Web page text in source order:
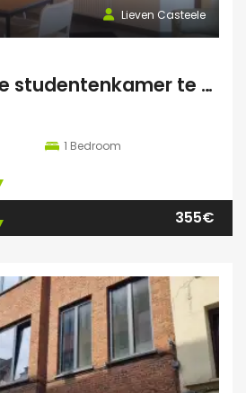
Lieven Casteele
Splinternieuwe studentenkamer te huur in authentiek herenhuis
1 Bedroom
355€